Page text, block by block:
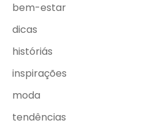
bem-estar
dicas
históriás
inspirações
moda
tendências